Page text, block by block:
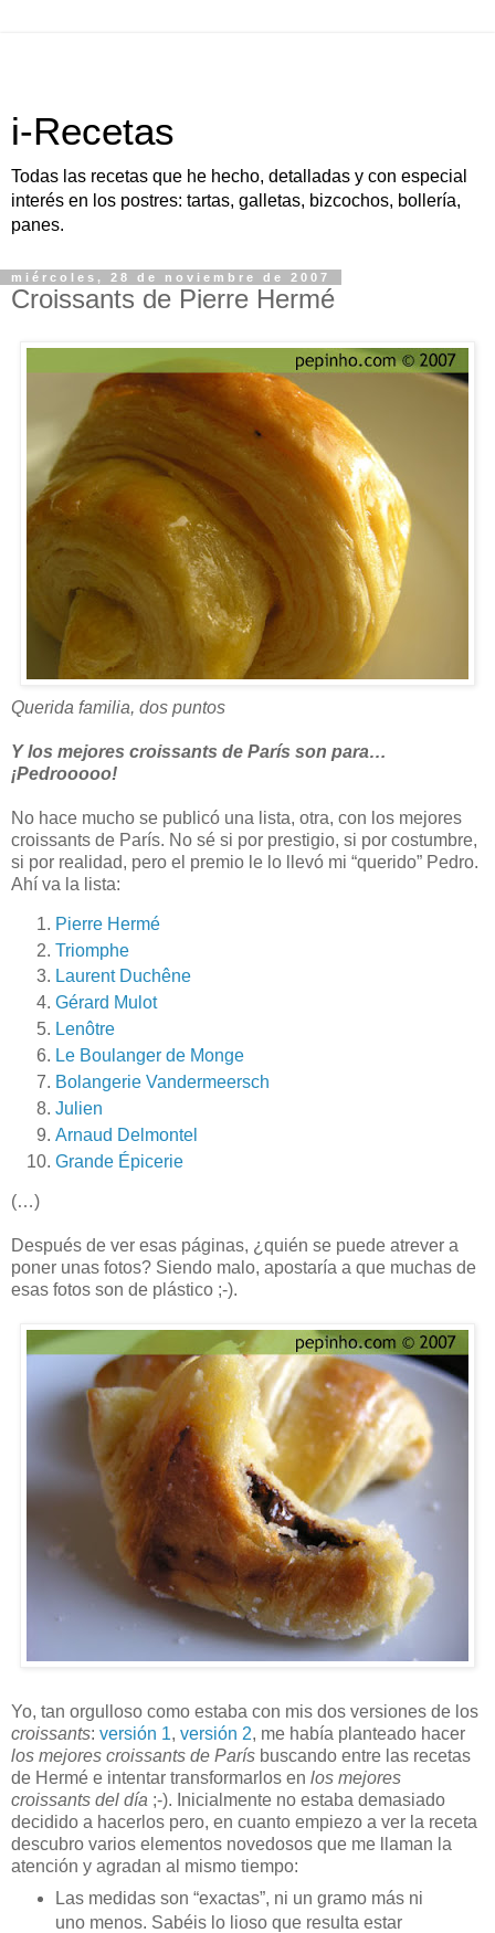
i-Recetas
Todas las recetas que he hecho, detalladas y con especial
interés en los postres: tartas, galletas, bizcochos, bollería,
panes.
miércoles, 28 de noviembre de 2007
Croissants de Pierre Hermé
Querida familia, dos puntos
Y los mejores croissants de París son para…
¡Pedrooooo!
No hace mucho se publicó una lista, otra, con los mejores
croissants de París. No sé si por prestigio, si por costumbre,
si por realidad, pero el premio le lo llevó mi “querido” Pedro.
Ahí va la lista:
Pierre Hermé
Triomphe
Laurent Duchêne
Gérard Mulot
Lenôtre
Le Boulanger de Monge
Bolangerie Vandermeersch
Julien
Arnaud Delmontel
Grande Épicerie
(…)
Después de ver esas páginas, ¿quién se puede atrever a
poner unas fotos? Siendo malo, apostaría a que muchas de
esas fotos son de plástico ;-).
Yo, tan orgulloso como estaba con mis dos versiones de los
croissants: versión 1, versión 2, me había planteado hacer
los mejores croissants de París buscando entre las recetas
de Hermé e intentar transformarlos en los mejores
croissants del día ;-). Inicialmente no estaba demasiado
decidido a hacerlos pero, en cuanto empiezo a ver la receta
descubro varios elementos novedosos que me llaman la
atención y agradan al mismo tiempo:
Las medidas son “exactas”, ni un gramo más ni
uno menos. Sabéis lo lioso que resulta estar